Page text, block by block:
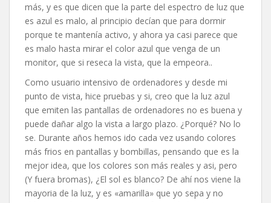
más, y es que dicen que la parte del espectro de luz que
es azul es malo, al principio decían que para dormir
porque te mantenía activo, y ahora ya casi parece que
es malo hasta mirar el color azul que venga de un
monitor, que si reseca la vista, que la empeora..
Como usuario intensivo de ordenadores y desde mi
punto de vista, hice pruebas y si, creo que la luz azul
que emiten las pantallas de ordenadores no es buena y
puede dañar algo la vista a largo plazo. ¿Porqué? No lo
se. Durante años hemos ido cada vez usando colores
más frios en pantallas y bombillas, pensando que es la
mejor idea, que los colores son más reales y asi, pero
(Y fuera bromas), ¿El sol es blanco? De ahí nos viene la
mayoria de la luz, y es «amarilla» que yo sepa y no